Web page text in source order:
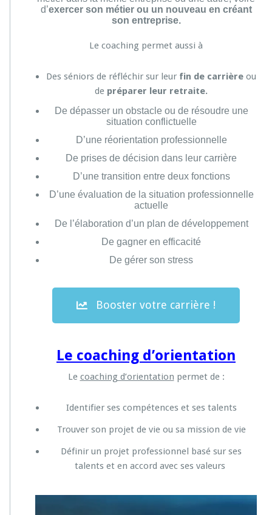
d’exercer son métier ou un nouveau en créant
son entreprise.
Le coaching permet aussi à
Des séniors de réfléchir sur leur fin de carrière ou
de préparer leur retraite.
De dépasser un obstacle ou de résoudre une
situation conflictuelle
D’une réorientation professionnelle
De prises de décision dans leur carrière
D’une transition entre deux fonctions
D’une évaluation de la situation professionnelle
actuelle
De l’élaboration d’un plan de développement
De gagner en efficacité
De gérer son stress
Booster votre carrière !
Le coaching d’orientation
Le coaching d’orientation permet de :
Identifier ses compétences et ses talents
Trouver son projet de vie ou sa mission de vie
Définir un projet professionnel basé sur ses
talents et en accord avec ses valeurs